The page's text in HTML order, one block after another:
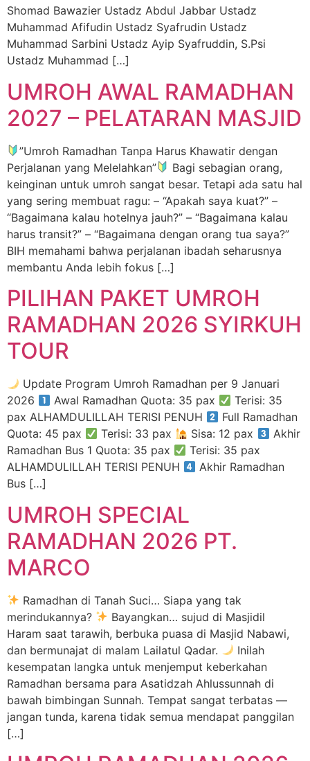
Shomad Bawazier Ustadz Abdul Jabbar Ustadz
Muhammad Afifudin Ustadz Syafrudin Ustadz
Muhammad Sarbini Ustadz Ayip Syafruddin, S.Psi
Ustadz Muhammad […]
UMROH AWAL RAMADHAN
2027 – PELATARAN MASJID
”Umroh Ramadhan Tanpa Harus Khawatir dengan
Perjalanan yang Melelahkan”
Bagi sebagian orang,
keinginan untuk umroh sangat besar. Tetapi ada satu hal
yang sering membuat ragu: – “Apakah saya kuat?” –
“Bagaimana kalau hotelnya jauh?” – “Bagaimana kalau
harus transit?” – “Bagaimana dengan orang tua saya?”
BIH memahami bahwa perjalanan ibadah seharusnya
membantu Anda lebih fokus […]
PILIHAN PAKET UMROH
RAMADHAN 2026 SYIRKUH
TOUR
Update Program Umroh Ramadhan per 9 Januari
2026
Awal Ramadhan Quota: 35 pax
Terisi: 35
pax ALHAMDULILLAH TERISI PENUH
Full Ramadhan
Quota: 45 pax
Terisi: 33 pax Sisa: 12 pax
Akhir
Ramadhan Bus 1 Quota: 35 pax
Terisi: 35 pax
ALHAMDULILLAH TERISI PENUH
Akhir Ramadhan
Bus […]
UMROH SPECIAL
RAMADHAN 2026 PT.
MARCO
Ramadhan di Tanah Suci… Siapa yang tak
merindukannya?
Bayangkan… sujud di Masjidil
Haram saat tarawih, berbuka puasa di Masjid Nabawi,
dan bermunajat di malam Lailatul Qadar.
Inilah
kesempatan langka untuk menjemput keberkahan
Ramadhan bersama para Asatidzah Ahlussunnah di
bawah bimbingan Sunnah. Tempat sangat terbatas —
jangan tunda, karena tidak semua mendapat panggilan
[…]